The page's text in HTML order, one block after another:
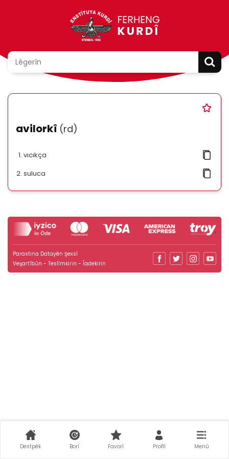
avilorkî (rd)
vıcıkça
suluca
Parastina Datayên Şexsî
Veşartîbûn - Teslîmkirin - Îadekirin
Destpêk Borî Favorî Profîl Menû